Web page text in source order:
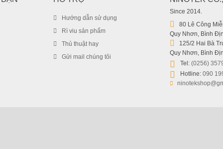
Hướng dẫn sử dụng
Rì viu sản phẩm
Thủ thuật hay
Gửi mail chúng tôi
Since 2014.
80 Lê Công
Quy Nhơn, Bình
125/2 Hai Bà
Quy Nhơn, Bình
Tel: (0256)
Hotline: 090